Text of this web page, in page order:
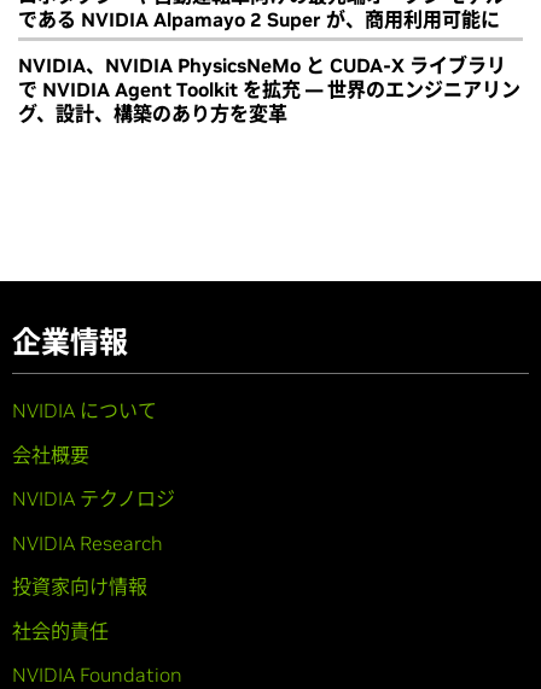
である NVIDIA Alpamayo 2 Super が、商用利用可能に
NVIDIA、NVIDIA PhysicsNeMo と CUDA-X ライブラリ
で NVIDIA Agent Toolkit を拡充 ― 世界のエンジニアリン
グ、設計、構築のあり方を変革
企業情報
NVIDIA について
会社概要
NVIDIA テクノロジ
NVIDIA Research
投資家向け情報
社会的責任
NVIDIA Foundation